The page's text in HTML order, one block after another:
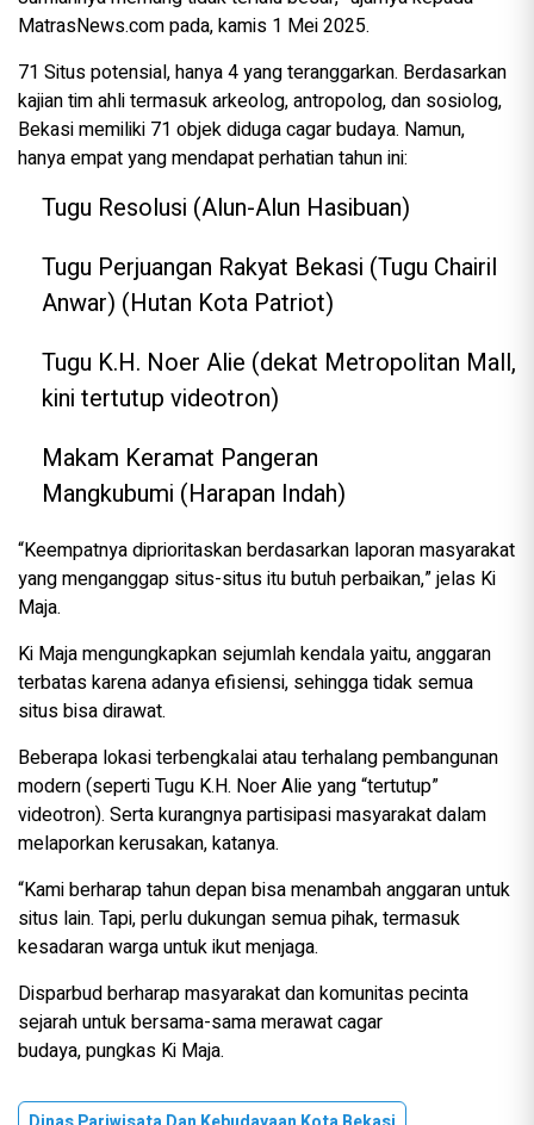
MatrasNews.com pada, kamis 1 Mei 2025.
71 Situs potensial, hanya 4 yang teranggarkan. Berdasarkan
kajian tim ahli termasuk arkeolog, antropolog, dan sosiolog,
Bekasi memiliki 71 objek diduga cagar budaya. Namun,
hanya empat yang mendapat perhatian tahun ini:
Tugu Resolusi (Alun-Alun Hasibuan)
Tugu Perjuangan Rakyat Bekasi (Tugu Chairil
Anwar) (Hutan Kota Patriot)
Tugu K.H. Noer Alie (dekat Metropolitan Mall,
kini tertutup videotron)
Makam Keramat Pangeran
Mangkubumi (Harapan Indah)
“Keempatnya diprioritaskan berdasarkan laporan masyarakat
yang menganggap situs-situs itu butuh perbaikan,” jelas Ki
Maja.
Ki Maja mengungkapkan sejumlah kendala yaitu, anggaran
terbatas karena adanya efisiensi, sehingga tidak semua
situs bisa dirawat.
Beberapa lokasi terbengkalai atau terhalang pembangunan
modern (seperti Tugu K.H. Noer Alie yang “tertutup”
videotron). Serta kurangnya partisipasi masyarakat dalam
melaporkan kerusakan, katanya.
“Kami berharap tahun depan bisa menambah anggaran untuk
situs lain. Tapi, perlu dukungan semua pihak, termasuk
kesadaran warga untuk ikut menjaga.
Disparbud berharap masyarakat dan komunitas pecinta
sejarah untuk bersama-sama merawat cagar
budaya, pungkas Ki Maja.